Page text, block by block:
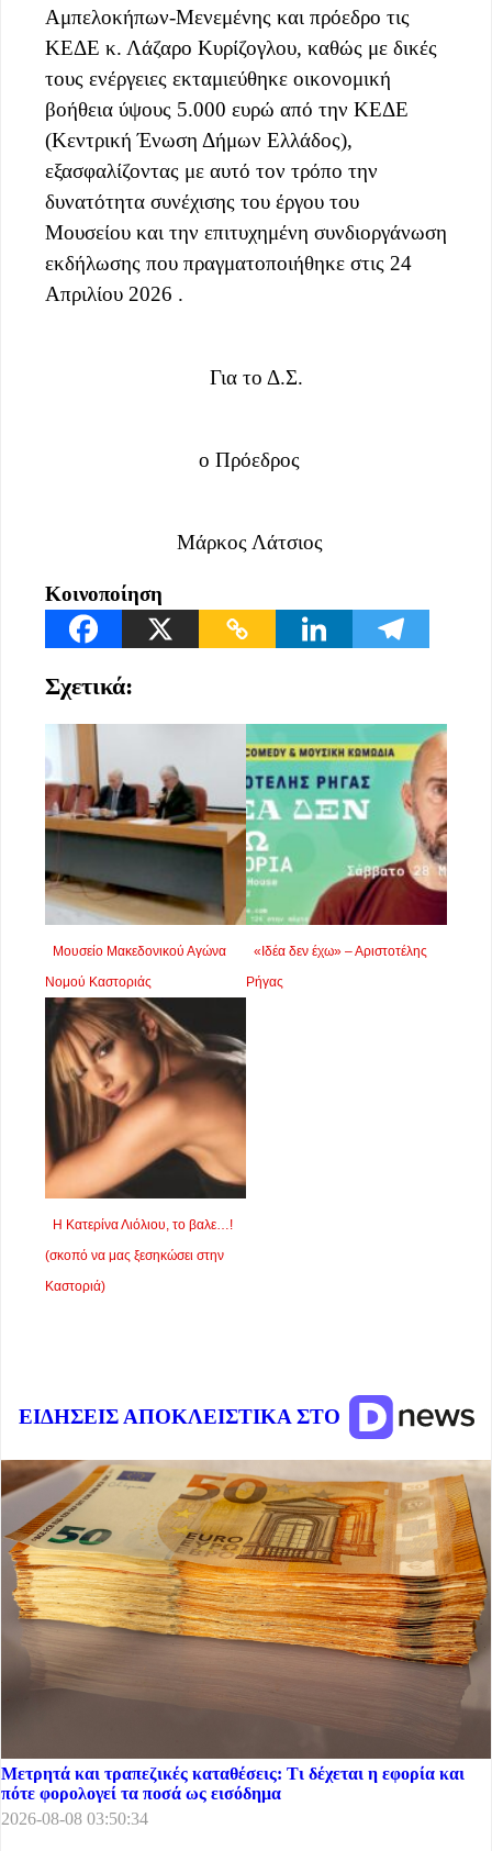
Αμπελοκήπων-Μενεμένης και πρόεδρο τις
ΚΕΔΕ κ. Λάζαρο Κυρίζογλου, καθώς με δικές
τους ενέργειες εκταμιεύθηκε οικονομική
βοήθεια ύψους 5.000 ευρώ από την ΚΕΔΕ
(Κεντρική Ένωση Δήμων Ελλάδος),
εξασφαλίζοντας με αυτό τον τρόπο την
δυνατότητα συνέχισης του έργου του
Μουσείου και την επιτυχημένη συνδιοργάνωση
εκδήλωσης που πραγματοποιήθηκε στις 24
Απριλίου 2026 .
Για το Δ.Σ.
ο Πρόεδρος
Μάρκος Λάτσιος
Κοινοποίηση
Σχετικά:
Μουσείο Μακεδονικού Αγώνα
Νομού Καστοριάς
«Ιδέα δεν έχω» – Αριστοτέλης
Ρήγας
Η Κατερίνα Λιόλιου, το βαλε…!
(σκοπό να μας ξεσηκώσει στην
Καστοριά)
ΕΙΔΗΣΕΙΣ ΑΠΟΚΛΕΙΣΤΙΚΑ ΣΤΟ
Μετρητά και τραπεζικές καταθέσεις: Τι δέχεται η εφορία και
πότε φορολογεί τα ποσά ως εισόδημα
2026-08-08 03:50:34